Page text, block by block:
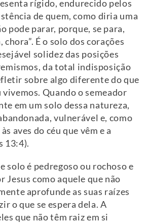
rígido, endurecido pelos
de quem, como diria uma
pode parar, porque, se para,
chora”. É o solo dos corações
solidez das posições
da total indisposição
sobre algo diferente do que
Quando o semeador
em um solo dessa natureza,
vulnerável e, como
aves do céu que vêm e a
13:4).
solo é pedregoso ou rochoso e
Jesus como aquele que não
aprofunde as suas raízes
o que se espera dela. A
que não têm raiz em si